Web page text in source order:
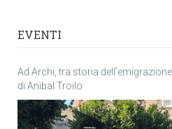
EVENTI
Ad Archi, tra storia
di Anìbal Troilo